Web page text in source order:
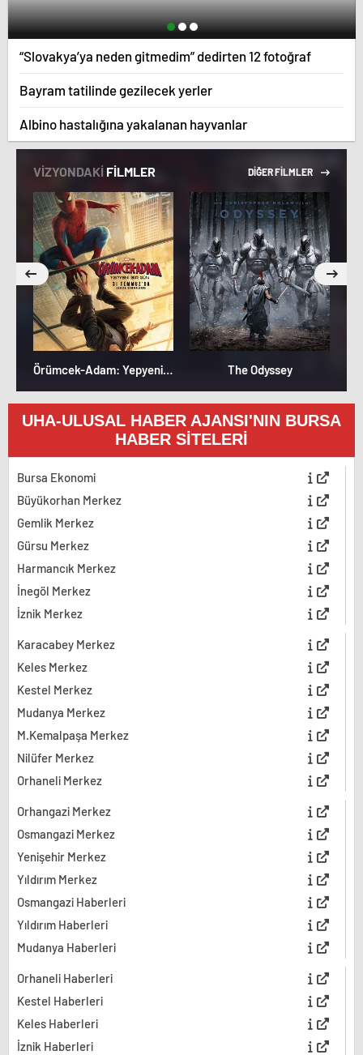
“Slovakya’ya neden gitmedim” dedirten 12 fotoğraf
Bayram tatilinde gezilecek yerler
Albino hastalığına yakalanan hayvanlar
VİZYONDAKİ FİLMLER DİĞER FİLMLER
Örümcek-Adam: Yepyeni Bir Gün The Odyssey
UHA-ULUSAL HABER AJANSI'NIN BURSA
HABER SİTELERİ
Bursa Ekonomi
Büyükorhan Merkez
Gemlik Merkez
Gürsu Merkez
Harmancık Merkez
İnegöl Merkez
İznik Merkez
Karacabey Merkez
Keles Merkez
Kestel Merkez
Mudanya Merkez
M.Kemalpaşa Merkez
Nilüfer Merkez
Orhaneli Merkez
Orhangazi Merkez
Osmangazi Merkez
Yenişehir Merkez
Yıldırım Merkez
Osmangazi Haberleri
Yıldırım Haberleri
Mudanya Haberleri
Orhaneli Haberleri
Kestel Haberleri
Keles Haberleri
İznik Haberleri